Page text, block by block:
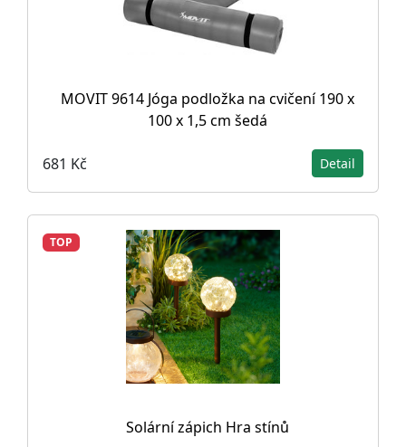
MOVIT 9614 Jóga podložka na cvičení 190 x
100 x 1,5 cm šedá
681 Kč Detail
TOP
Solární zápich Hra stínů